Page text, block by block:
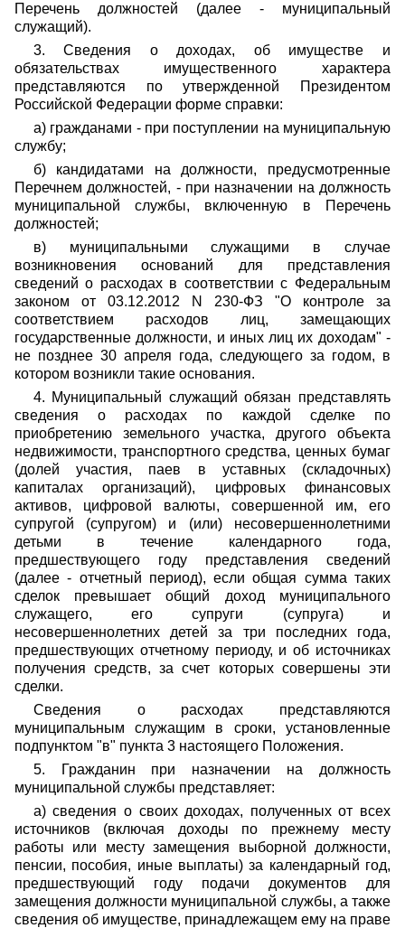
Перечень должностей (далее - муниципальный
служащий).
3. Сведения о доходах, об имуществе и
обязательствах имущественного характера
представляются по утвержденной Президентом
Российской Федерации форме справки:
а) гражданами - при поступлении на муниципальную
службу;
б) кандидатами на должности, предусмотренные
Перечнем должностей, - при назначении на должность
муниципальной службы, включенную в Перечень
должностей;
в) муниципальными служащими в случае
возникновения оснований для представления
сведений о расходах в соответствии с Федеральным
законом от 03.12.2012 N 230-ФЗ "О контроле за
соответствием расходов лиц, замещающих
государственные должности, и иных лиц их доходам" -
не позднее 30 апреля года, следующего за годом, в
котором возникли такие основания.
4. Муниципальный служащий обязан представлять
сведения о расходах по каждой сделке по
приобретению земельного участка, другого объекта
недвижимости, транспортного средства, ценных бумаг
(долей участия, паев в уставных (складочных)
капиталах организаций), цифровых финансовых
активов, цифровой валюты, совершенной им, его
супругой (супругом) и (или) несовершеннолетними
детьми в течение календарного года,
предшествующего году представления сведений
(далее - отчетный период), если общая сумма таких
сделок превышает общий доход муниципального
служащего, его супруги (супруга) и
несовершеннолетних детей за три последних года,
предшествующих отчетному периоду, и об источниках
получения средств, за счет которых совершены эти
сделки.
Сведения о расходах представляются
муниципальным служащим в сроки, установленные
подпунктом "в" пункта 3 настоящего Положения.
5. Гражданин при назначении на должность
муниципальной службы представляет:
а) сведения о своих доходах, полученных от всех
источников (включая доходы по прежнему месту
работы или месту замещения выборной должности,
пенсии, пособия, иные выплаты) за календарный год,
предшествующий году подачи документов для
замещения должности муниципальной службы, а также
сведения об имуществе, принадлежащем ему на праве